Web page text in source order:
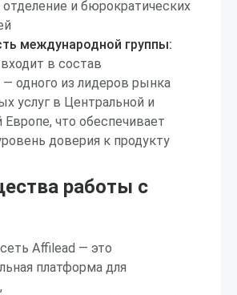
и бюрократических
международной группы:
в состав
— одного из лидеров рынка
услуг в Центральной и
Европе, что обеспечивает
доверия к продукту
работы с
Affilead — это
платформа для